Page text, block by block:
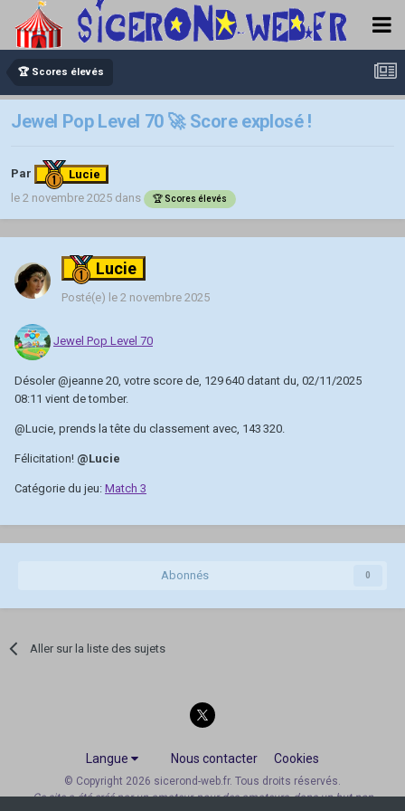
🏆 Scores élevés
Jewel Pop Level 70 🚀 Score explosé !
Par
Lucie
le 2 novembre 2025 dans 🏆 Scores élevés
Lucie
Posté(e) le 2 novembre 2025
Jewel Pop Level 70
Désoler@jeanne 20 , votre score de, 129 640 datant du, 02/11/2025
08:11 vient de tomber.
@Lucie , prends la tête du classement avec, 143 320.
Félicitation! @Lucie
Catégorie du jeu: Match 3
Abonnés 0
Aller sur la liste des sujets
Langue Nous contacter Cookies
© Copyright 2026 sicerond-web.fr. Tous droits réservés.
Ce site a été créé par un amateur, pour des amateurs, dans un but non